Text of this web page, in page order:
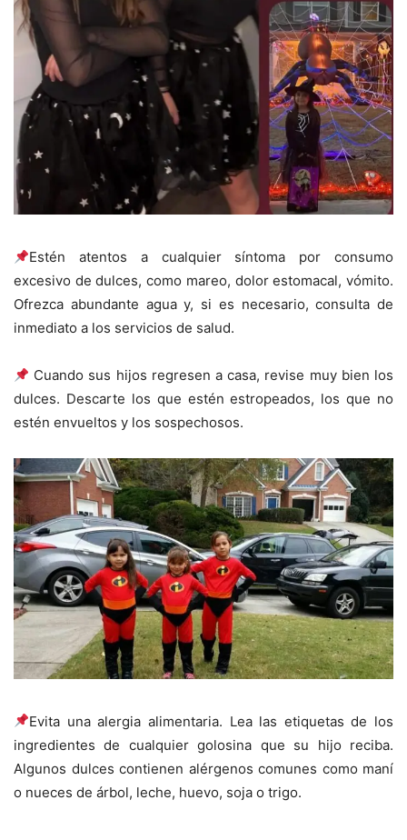
Estén atentos a cualquier síntoma por consumo
excesivo de dulces, como mareo, dolor estomacal, vómito.
Ofrezca abundante agua y, si es necesario, consulta de
inmediato a los servicios de salud.
Cuando sus hijos regresen a casa, revise muy bien los
dulces. Descarte los que estén estropeados, los que no
estén envueltos y los sospechosos.
Evita una alergia alimentaria. Lea las etiquetas de los
ingredientes de cualquier golosina que su hijo reciba.
Algunos dulces contienen alérgenos comunes como maní
o nueces de árbol, leche, huevo, soja o trigo.